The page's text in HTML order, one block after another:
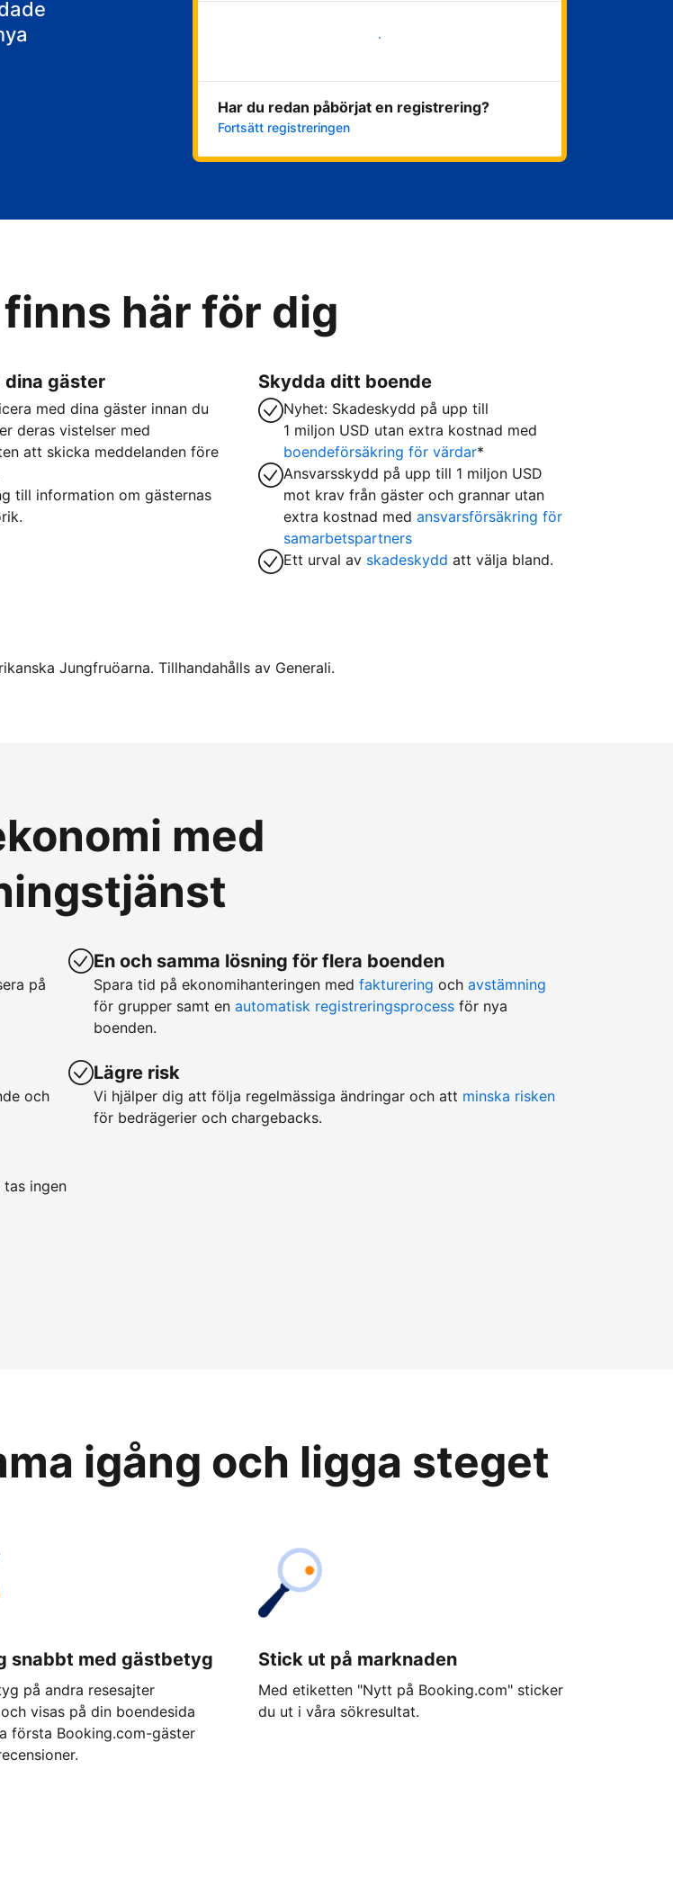
Kom igång nu
Har du redan påbörjat en registrering?
Fortsätt registreringen
här för dig
dina gäster
med dina gäster innan du
deras vistelser med
att skicka meddelanden före
till information om gästernas
Skydda ditt boende
Nyhet: Skadeskydd på upp till
1 miljon USD utan extra kostnad med
boendeförsäkring för värdar*
Ansvarsskydd på upp till 1 miljon USD
mot krav från gäster och grannar utan
extra kostnad medansvarsförsäkring för
samarbetspartners
Ett urval av skadeskydd att välja bland.
Jungfruöarna. Tillhandahålls av Generali.
med
på
och
ingen
En och samma lösning för flera boenden
Spara tid på ekonomihanteringen med fakturering och avstämning
för grupper samt en automatisk registreringsprocess för nya
boenden.
Lägre risk
Vi hjälper dig att följa regelmässiga ändringar och att minska risken
för bedrägerier och chargebacks.
igång och ligga steget
snabbt med gästbetyg
på andra resesajter
visas på din boendesida
första Booking.com-gäster
Stick ut på marknaden
Med etiketten "Nytt på Booking.com" sticker
du ut i våra sökresultat.